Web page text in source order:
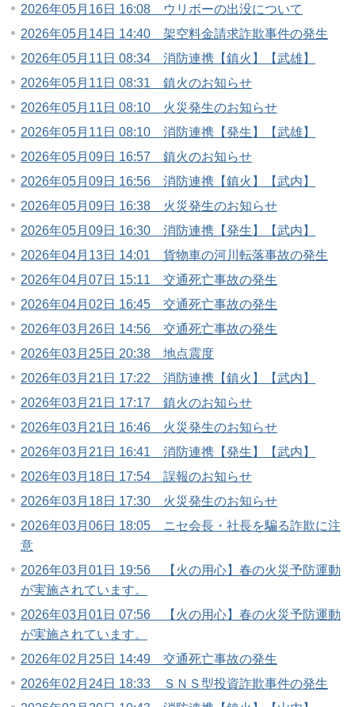
2026年05月16日 16:08 ウリボーの出没について
2026年05月14日 14:40 架空料金請求詐欺事件の発生
2026年05月11日 08:34 消防連携【鎮火】【武雄】
2026年05月11日 08:31 鎮火のお知らせ
2026年05月11日 08:10 火災発生のお知らせ
2026年05月11日 08:10 消防連携【発生】【武雄】
2026年05月09日 16:57 鎮火のお知らせ
2026年05月09日 16:56 消防連携【鎮火】【武内】
2026年05月09日 16:38 火災発生のお知らせ
2026年05月09日 16:30 消防連携【発生】【武内】
2026年04月13日 14:01 貨物車の河川転落事故の発生
2026年04月07日 15:11 交通死亡事故の発生
2026年04月02日 16:45 交通死亡事故の発生
2026年03月26日 14:56 交通死亡事故の発生
2026年03月25日 20:38 地点震度
2026年03月21日 17:22 消防連携【鎮火】【武内】
2026年03月21日 17:17 鎮火のお知らせ
2026年03月21日 16:46 火災発生のお知らせ
2026年03月21日 16:41 消防連携【発生】【武内】
2026年03月18日 17:54 誤報のお知らせ
2026年03月18日 17:30 火災発生のお知らせ
2026年03月06日 18:05 ニセ会長・社長を騙る詐欺に注
意
2026年03月01日 19:56 【火の用心】春の火災予防運動
が実施されています。
2026年03月01日 07:56 【火の用心】春の火災予防運動
が実施されています。
2026年02月25日 14:49 交通死亡事故の発生
2026年02月24日 18:33 ＳＮＳ型投資詐欺事件の発生